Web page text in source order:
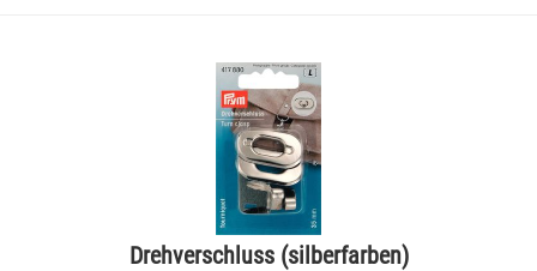
Drehverschluss (silberfarben)